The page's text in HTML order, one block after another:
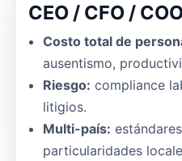
CEO / CFO /
Costo total de
ausentismo,
Riesgo: compliance
litigios.
Multi-país:
particularidades